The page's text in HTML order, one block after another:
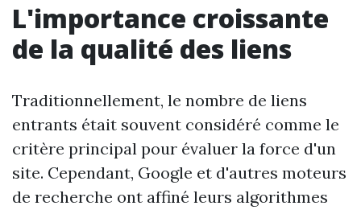
L'importance croissante
de la qualité des liens
Traditionnellement, le nombre de liens
entrants était souvent considéré comme le
critère principal pour évaluer la force d'un
site. Cependant, Google et d'autres moteurs
de recherche ont affiné leurs algorithmes